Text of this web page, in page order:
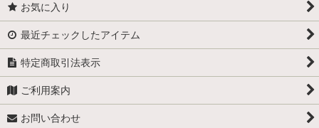
お気に入り
最近チェックしたアイテム
特定商取引法表示
ご利用案内
お問い合わせ